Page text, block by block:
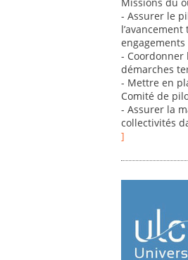
- Assurer le
- Coordonner
démarches
- Mettre en
Comité de
- Assurer la
collectivités
]